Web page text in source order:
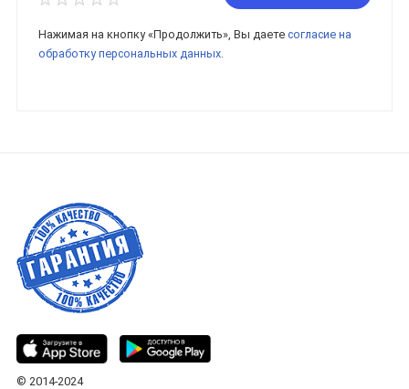
Нажимая на кнопку «Продолжить», Вы даете согласие на
обработку персональных данных.
© 2014-2024